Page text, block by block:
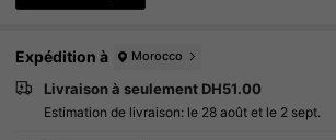
Expédition à Morocco
Livraison à seulement DH51.00
Estimation de livraison: le 28 août et le 2 sept.